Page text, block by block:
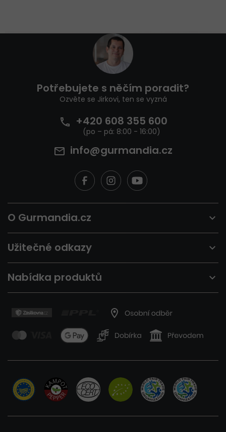
Potřebujete s něčím poradit?
Ozvěte se Jirkovi, ten se vyzná
+420 608 355 600
info@gurmandia.cz
O Gurmandia.cz
Užitečné odkazy
Nabídka produktů